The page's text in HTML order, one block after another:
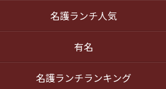
名護ランチ人気
有名
名護ランチランキング